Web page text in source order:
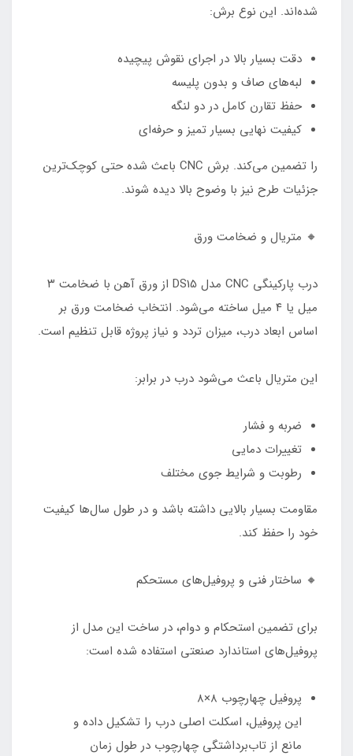
شده‌اند. این نوع برش:
دقت بسیار بالا در اجرای نقوش پیچیده
لبه‌های صاف و بدون پلیسه
حفظ تقارن کامل در دو لنگه
کیفیت نهایی بسیار تمیز و حرفه‌ای
را تضمین می‌کند. برش CNC باعث شده حتی کوچک‌ترین
جزئیات طرح نیز با وضوح بالا دیده شوند.
🔸 متریال و ضخامت ورق
درب پارکینگی CNC مدل DS15 از ورق آهن با ضخامت ۳
میل یا ۴ میل ساخته می‌شود. انتخاب ضخامت ورق بر
اساس ابعاد درب، میزان تردد و نیاز پروژه قابل تنظیم است.
این متریال باعث می‌شود درب در برابر:
ضربه و فشار
تغییرات دمایی
رطوبت و شرایط جوی مختلف
مقاومت بسیار بالایی داشته باشد و در طول سال‌ها کیفیت
خود را حفظ کند.
🔸 ساختار فنی و پروفیل‌های مستحکم
برای تضمین استحکام و دوام، در ساخت این مدل از
پروفیل‌های استاندارد صنعتی استفاده شده است:
پروفیل چهارچوب ۸×۸
این پروفیل، اسکلت اصلی درب را تشکیل داده و
مانع از تاب‌برداشتگی چهارچوب در طول زمان